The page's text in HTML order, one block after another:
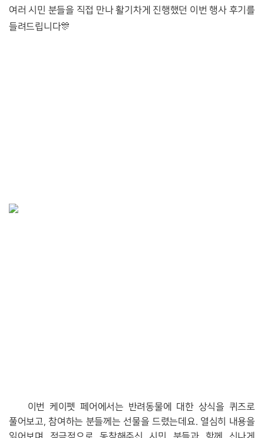
여러 시민 분들을 직접 만나 활기차게 진행했던 이번 행사 후기를
들려드립니다🎊
이번 케이펫 페어에서는 반려동물에 대한 상식을 퀴즈로
풀어보고, 참여하는 분들께는 선물을 드렸는데요. 열심히 내용을